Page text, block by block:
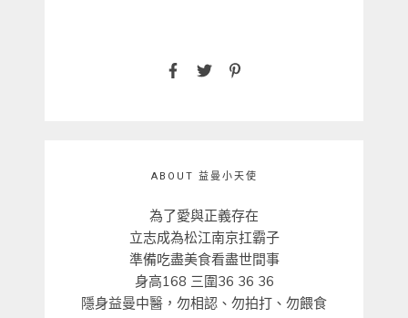
ABOUT 益曼小天使
為了愛與正義存在
立志成為松江南京扛霸子
準備吃盡美食看盡世間事
身高168 三圍36 36 36
隱身益曼中醫，勿相認、勿拍打、勿餵食